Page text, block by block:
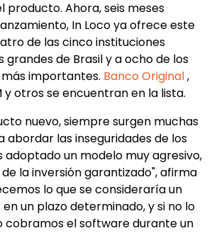
producto. Ahora, seis meses
In Loco ya ofrece este
de las cinco instituciones
grandes de Brasil y a ocho de los
importantes. Banco Original,
y otros se encuentran en la lista.
nuevo, siempre surgen muchas
abordar las inseguridades de los
adoptado un modelo muy agresivo,
la inversión garantizado", afirma
lo que se consideraría un
un plazo determinado, y si no lo
cobramos el software durante un